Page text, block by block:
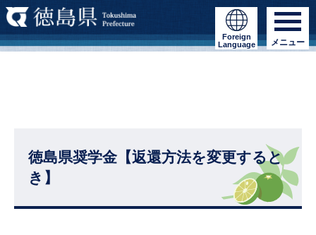
Foreign
Language
メニュー
徳島県奨学金【返還方法を変更すると
き】